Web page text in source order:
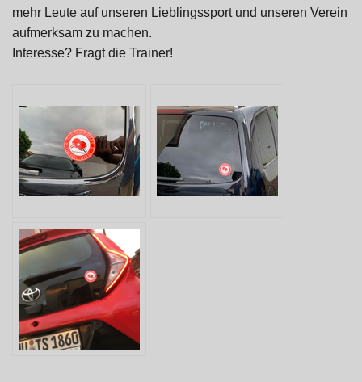
mehr Leute auf unseren Lieblingssport und unseren Verein
aufmerksam zu machen.
Interesse? Fragt die Trainer!